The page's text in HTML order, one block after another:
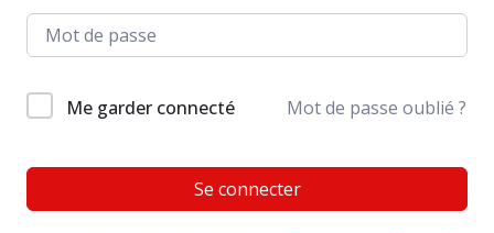
Me garder connecté Mot de passe oublié ?
Se connecter